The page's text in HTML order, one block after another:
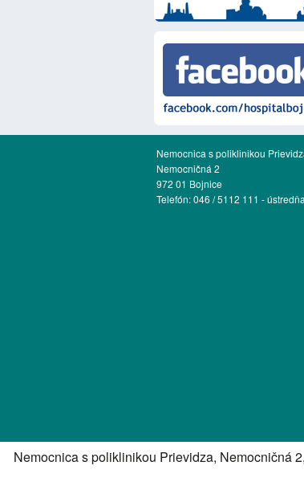
Nemocnica s poliklinikou
Nemocničná 2
972 01 Bojnice
Telefón: 046 / 5112 111 - ústredňa
Nemocnica s poliklinikou Prievidza, Nemocničná